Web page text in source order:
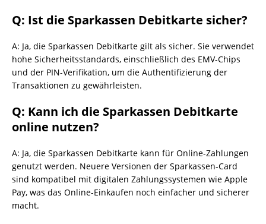
Q: Ist die Sparkassen Debitkarte sicher?
A: Ja, die Sparkassen Debitkarte gilt als sicher. Sie verwendet
hohe Sicherheitsstandards, einschließlich des EMV-Chips
und der PIN-Verifikation, um die Authentifizierung der
Transaktionen zu gewährleisten.
Q: Kann ich die Sparkassen Debitkarte
online nutzen?
A: Ja, die Sparkassen Debitkarte kann für Online-Zahlungen
genutzt werden. Neuere Versionen der Sparkassen-Card
sind kompatibel mit digitalen Zahlungssystemen wie Apple
Pay, was das Online-Einkaufen noch einfacher und sicherer
macht.